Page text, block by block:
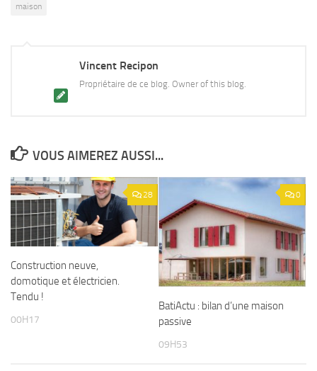
maison
Vincent Recipon
Propriétaire de ce blog. Owner of this blog.
VOUS AIMEREZ AUSSI...
28
Construction neuve,
domotique et électricien.
Tendu !
00H17
0
BatiActu : bilan d’une maison
passive
09H53